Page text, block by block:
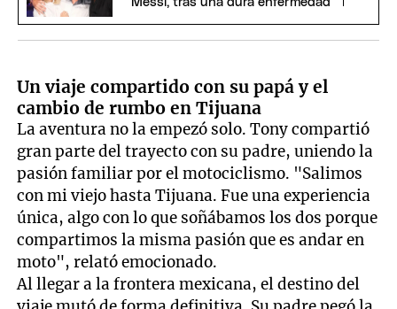
Un viaje compartido con su papá y el
cambio de rumbo en Tijuana
La aventura no la empezó solo. Tony compartió
gran parte del trayecto con su padre, uniendo la
pasión familiar por el motociclismo. "Salimos
con mi viejo hasta Tijuana. Fue una experiencia
única, algo con lo que soñábamos los dos porque
compartimos la misma pasión que es andar en
moto", relató emocionado.
Al llegar a la frontera mexicana, el destino del